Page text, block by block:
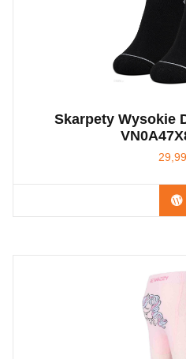
Skarpety Wysokie
29,99